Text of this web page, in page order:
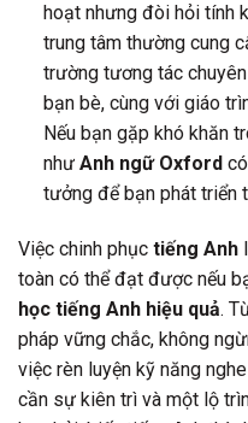
hoạt nhưng đòi hỏi tính
trung tâm thường cung
trường tương tác
bạn bè, cùng với giáo
Nếu bạn gặp khó khăn
như Anh ngữ Oxfordcó
tưởng để bạn phát triển
Việc chinh phục tiếng Anh
toàn có thể đạt được nếu
học tiếng Anh hiệu quả.
pháp vững chắc, không
việc rèn luyện kỹ năng
cần sự kiên trì và một lộ